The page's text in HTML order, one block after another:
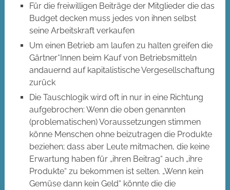
Für die freiwilligen Beiträge der Mitglieder die das
Budget decken muss jedes von ihnen selbst
seine Arbeitskraft verkaufen
Um einen Betrieb am laufen zu halten greifen die
Gärtner*Innen beim Kauf von Betriebsmitteln
andauernd auf kapitalistische Vergesellschaftung
zurück
Die Tauschlogik wird oft in nur in eine Richtung
aufgebrochen: Wenn die oben genannten
(problematischen) Voraussetzungen stimmen
könne Menschen ohne beizutragen die Produkte
beziehen; dass aber Leute mitmachen, die keine
Erwartung haben für „ihren Beitrag“ auch „ihre
Produkte“ zu bekommen ist selten. „Wenn kein
Gemüse dann kein Geld“ könnte die die